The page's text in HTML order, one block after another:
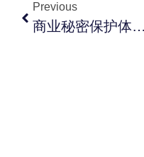
Previous
商业秘密保护体系：技术秘密+经营秘密的8个保密措施